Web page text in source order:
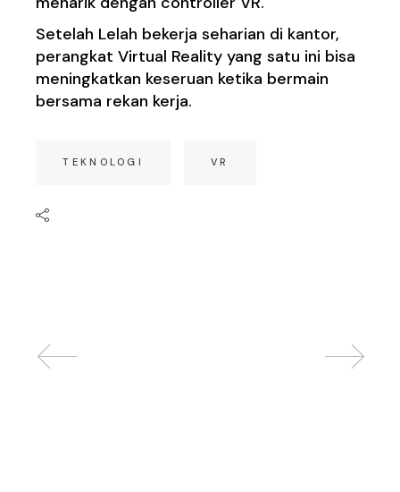
Setelah Lelah bekerja seharian di kantor,
perangkat Virtual Reality yang satu ini bisa
meningkatkan keseruan ketika bermain
bersama rekan kerja.
TEKNOLOGI VR